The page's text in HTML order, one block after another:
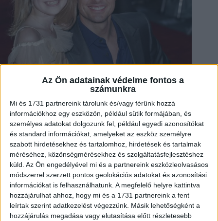
Az Ön adatainak védelme fontos a
számunkra
Mi és 1731 partnereink tárolunk és/vagy férünk hozzá
információkhoz egy eszközön, például sütik formájában, és
személyes adatokat dolgozunk fel, például egyedi azonosítókat
és standard információkat, amelyeket az eszköz személyre
szabott hirdetésekhez és tartalomhoz, hirdetések és tartalmak
méréséhez, közönségmérésekhez és szolgáltatásfejlesztéshez
küld. Az Ön engedélyével mi és a partnereink eszközleolvasásos
módszerrel szerzett pontos geolokációs adatokat és azonosítási
információkat is felhasználhatunk. A megfelelő helyre kattintva
hozzájárulhat ahhoz, hogy mi és a 1731 partnereink a fent
leírtak szerint adatkezelést végezzünk. Másik lehetőségként a
hozzájárulás megadása vagy elutasítása előtt részletesebb